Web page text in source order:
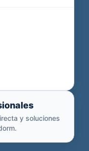
y soluciones